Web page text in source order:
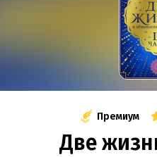
Премиум
Две